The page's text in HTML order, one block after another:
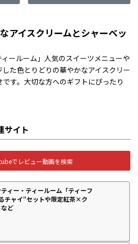
アイスクリームとシャーベッ
ィールーム」人気のスイーツメニューや
た色とりどりの華やかなアイスクリー
す。大切な方へのギフトにぴったり
サイト
でレビュー動画を検索
ィー・ティールーム「ティーフ
チャイ”セットや限定紅茶×ク
ど